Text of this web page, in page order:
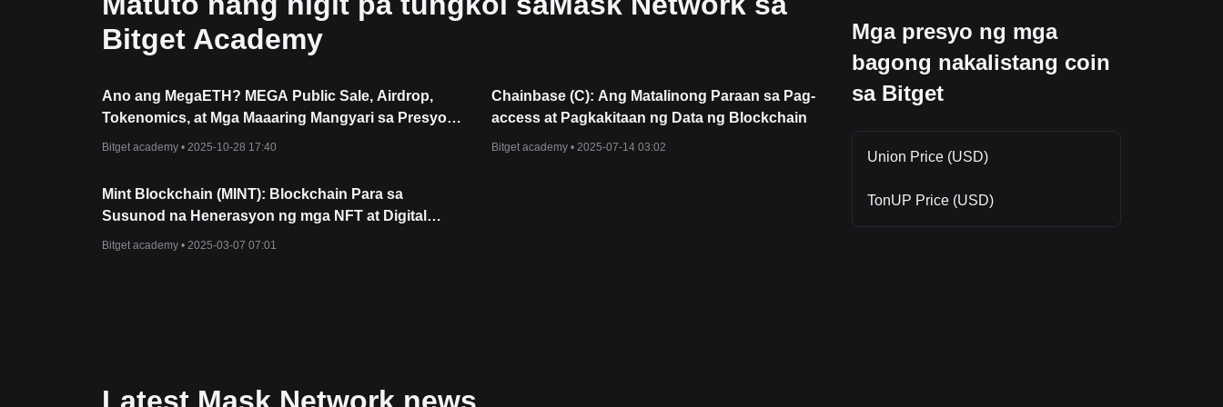
Bitget Academy
Ano ang MegaETH? MEGA Public Sale, Airdrop,
Tokenomics, at Mga Maaaring Mangyari sa Presyo
Pagkatapos ng Paglulunsad
Bitget academy • 2025-10-28 17:40
Chainbase (C): Ang Matalinong Paraan sa Pag-
access at Pagkakitaan ng Data ng Blockchain
Bitget academy • 2025-07-14 03:02
Mint Blockchain (MINT): Blockchain Para sa
Susunod na Henerasyon ng mga NFT at Digital
Asset
Bitget academy • 2025-03-07 07:01
Mga presyo ng mga
bagong nakalistang coin
sa Bitget
Union Price (USD)
TonUP Price (USD)